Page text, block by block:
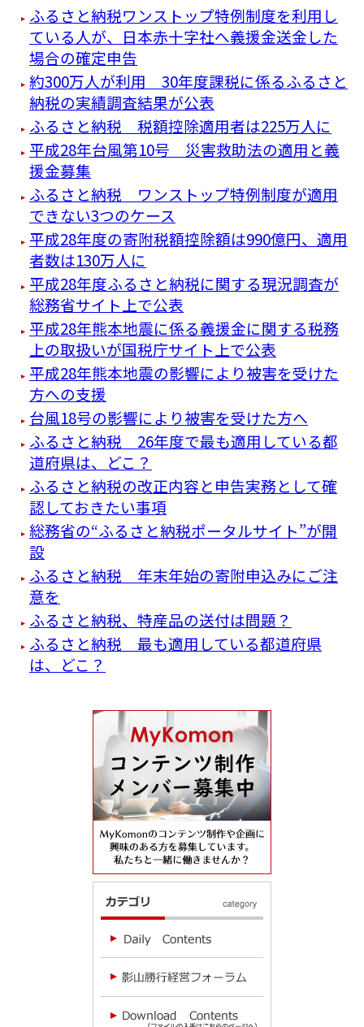
ふるさと納税ワンストップ特例制度を利用し
ている人が、日本赤十字社へ義援金送金した
場合の確定申告
約300万人が利用 30年度課税に係るふるさと
納税の実績調査結果が公表
ふるさと納税 税額控除適用者は225万人に
平成28年台風第10号 災害救助法の適用と義
援金募集
ふるさと納税 ワンストップ特例制度が適用
できない3つのケース
平成28年度の寄附税額控除額は990億円、適用
者数は130万人に
平成28年度ふるさと納税に関する現況調査が
総務省サイト上で公表
平成28年熊本地震に係る義援金に関する税務
上の取扱いが国税庁サイト上で公表
平成28年熊本地震の影響により被害を受けた
方への支援
台風18号の影響により被害を受けた方へ
ふるさと納税 26年度で最も適用している都
道府県は、どこ？
ふるさと納税の改正内容と申告実務として確
認しておきたい事項
総務省の“ふるさと納税ポータルサイト”が開
設
ふるさと納税 年末年始の寄附申込みにご注
意を
ふるさと納税、特産品の送付は問題？
ふるさと納税 最も適用している都道府県
は、どこ？